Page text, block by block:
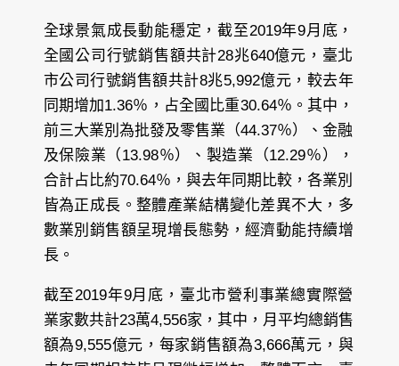
全球景氣成長動能穩定，截至2019年9月底，
全國公司行號銷售額共計28兆640億元，臺北
市公司行號銷售額共計8兆5,992億元，較去年
同期增加1.36％，占全國比重30.64％。其中，
前三大業別為批發及零售業（44.37％）、金融
及保險業（13.98％）、製造業（12.29％），
合計占比約70.64％，與去年同期比較，各業別
皆為正成長。整體產業結構變化差異不大，多
數業別銷售額呈現增長態勢，經濟動能持續增
長。
截至2019年9月底，臺北市營利事業總實際營
業家數共計23萬4,556家，其中，月平均總銷售
額為9,555億元，每家銷售額為3,666萬元，與